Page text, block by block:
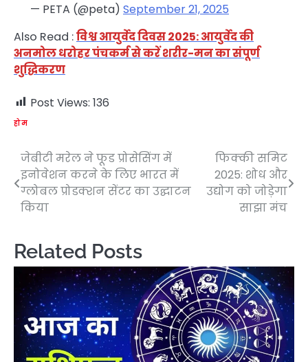
— PETA (@peta) September 21, 2025
Also Read :विश्व आयुर्वेद दिवस 2025: आयुर्वेद की
अनमोल धरोहर पंचकर्म से करें शरीर-मन का संपूर्ण
शुद्धिकरण
Post Views: 136
होम
Post
navigation
जेबीटी मरेल ने फूड प्रोसेसिंग में
इनोवेशन करने के लिए भारत में
ग्लोबल प्रोडक्शन सेंटर का उद्घाटन
किया
फिक्की समिट
2025: शोध और
उद्योग को जोड़ेगा
साझा मंच
Related Posts